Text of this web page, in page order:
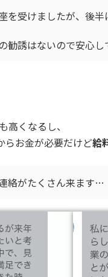
を受けましたが、後
勧誘はないので安心し
高くなるし、
らお金が必要だけど給
絡がたくさん来ます…